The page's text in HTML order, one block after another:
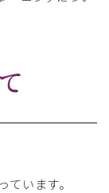
います。